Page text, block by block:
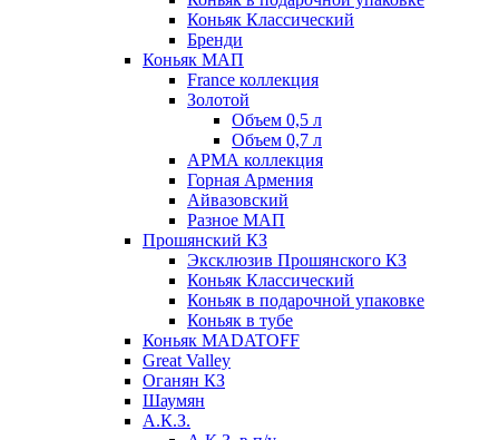
Коньяк Классический
Бренди
Коньяк МАП
France коллекция
Золотой
Объем 0,5 л
Объем 0,7 л
АРМА коллекция
Горная Армения
Айвазовский
Разное МАП
Прошянский КЗ
Эксклюзив Прошянского КЗ
Коньяк Классический
Коньяк в подарочной упаковке
Коньяк в тубе
Коньяк MADATOFF
Great Valley
Оганян КЗ
Шаумян
А.К.З.